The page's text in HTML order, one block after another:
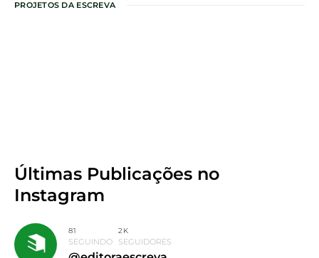
PROJETOS DA ESCREVA
Últimas Publicações no
Instagram
81
SEGUINDO
2K
SEGUIDORES